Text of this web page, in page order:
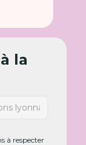
la
à respecter